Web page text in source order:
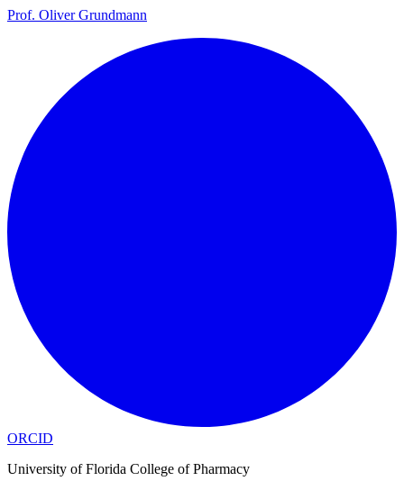
Prof. Oliver Grundmann
ORCID
University of Florida College of Pharmacy